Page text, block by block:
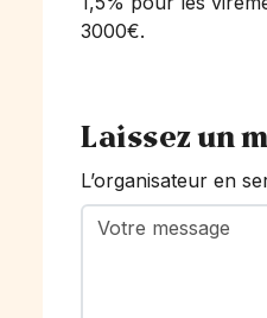
3000€.
Laissez un
L’organisateur en